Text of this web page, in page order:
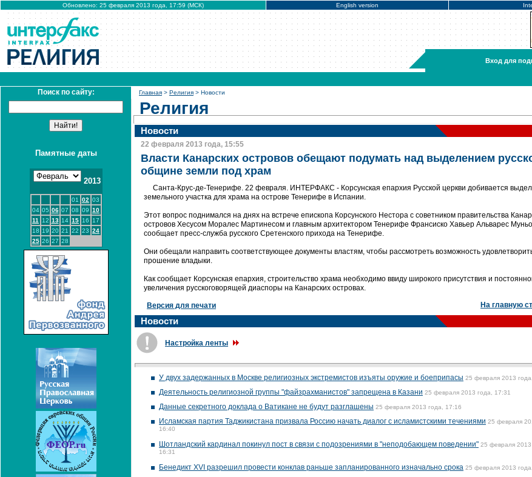
Обновлено: 25 февраля 2013 года, 17:59 (МСК) English version
Вход для
Поиск по сайту:
Памятные даты
2013
01 02 03
04 05 06 07 08 09 10
11
12 13 14 15 16
17
18 19 20 21 22 23 24
25 26 27 28
Главная > Религия > Новости
Религия
Новости
22 февраля 2013 года, 15:55
Власти Канарских островов обещают подумать над выделением
общине земли под храм
Санта-Крус-де-Тенерифе. 22 февраля. ИНТЕРФАКС - Корсунская епархия Русской церкви добивается
земельного участка для храма на острове Тенерифе в Испании.
Этот вопрос поднимался на днях на встрече епископа Корсунского Нестора с советником правительства
островов Хесусом Моралес Мартинесом и главным архитектором Тенерифе Франсиско Хавьер Альварес
сообщает пресс-служба русского Сретенского прихода на Тенерифе.
Они обещали направить соответствующее документы властям, чтобы рассмотреть возможность
прошение владыки.
Как сообщает Корсунская епархия, строительство храма необходимо ввиду широкого присутствия и
увеличения русскоговорящей диаспоры на Канарских островах.
Версия для печати На главную
Новости
Настройка ленты
У двух задержанных в Москве религиозных экстремистов изъяты оружие и боеприпасы 25 февраля 2013
Деятельность религиозной группы "файзрахманистов" запрещена в Казани 25 февраля 2013 года, 17:31
Данные секретного доклада о Ватикане не будут разглашены 25 февраля 2013 года, 17:16
Исламская партия Таджикистана призвала Россию начать диалог с исламистскими течениями 25 февраля
16:40
Шотландский кардинал покинул пост в связи с подозрениями в "неподобающем поведении" 25 февраля 2013
16:31
Бенедикт XVI разрешил провести конклав раньше запланированного изначально срока 25 февраля 2013